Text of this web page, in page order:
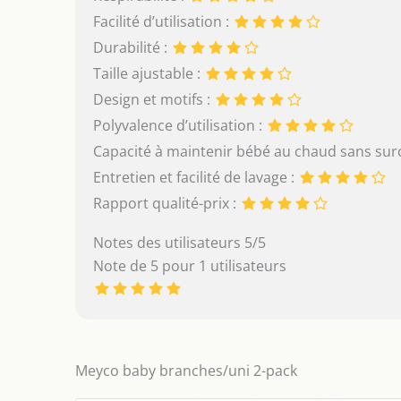
Facilité d’utilisation :
Durabilité :
Taille ajustable :
Design et motifs :
Polyvalence d’utilisation :
Capacité à maintenir bébé au chaud sans
Entretien et facilité de lavage :
Rapport qualité-prix :
Notes des utilisateurs 5/5
Note de 5 pour 1 utilisateurs
Meyco baby branches/uni 2-pack